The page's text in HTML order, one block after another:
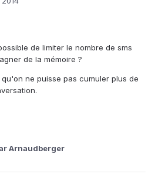
de limiter le nombre de sms
de la mémoire ?
ne puisse pas cumuler plus de
Arnaudberger